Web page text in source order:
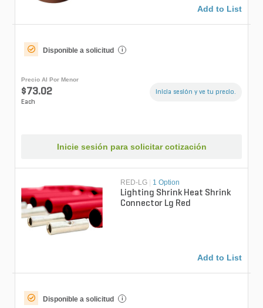
Add to List
Disponible a solicitud i
Precio Al Por Menor
$73.02
Each
Inicia sesión y ve tu precio.
Inicie sesión para solicitar cotización
RED-LG 1 Option
Lighting Shrink Heat Shrink
Connector Lg Red
Add to List
Disponible a solicitud i